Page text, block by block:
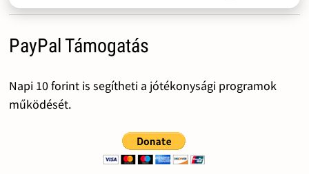
PayPal Támogatás
Napi 10 forint is segítheti a jótékonysági programok
működését.